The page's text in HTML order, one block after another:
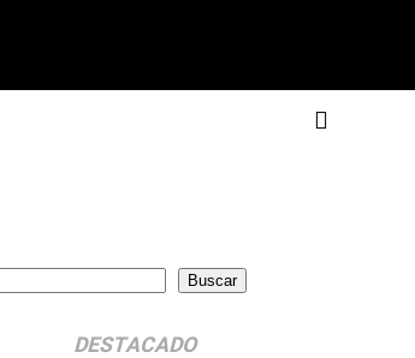
Buscar
DESTACADO